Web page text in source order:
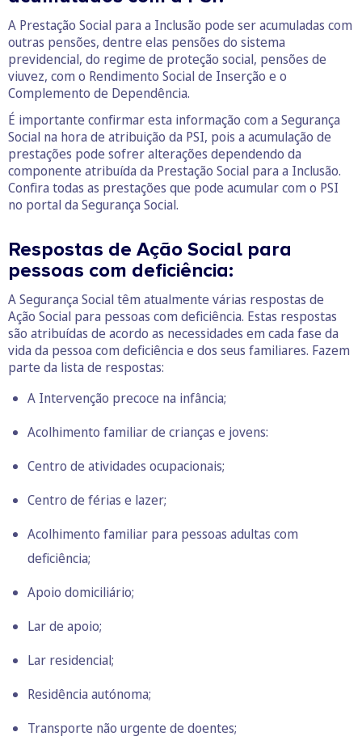
A Prestação Social para a Inclusão pode ser acumuladas com
outras pensões, dentre elas pensões do sistema
previdencial, do regime de proteção social, pensões de
viuvez, com o Rendimento Social de Inserção e o
Complemento de Dependência.
É importante confirmar esta informação com a Segurança
Social na hora de atribuição da PSI, pois a acumulação de
prestações pode sofrer alterações dependendo da
componente atribuída da Prestação Social para a Inclusão.
Confira todas as prestações que pode acumular com o PSI
no portal da Segurança Social.
Respostas de Ação Social para
pessoas com deficiência:
A Segurança Social têm atualmente várias respostas de
Ação Social para pessoas com deficiência. Estas respostas
são atribuídas de acordo as necessidades em cada fase da
vida da pessoa com deficiência e dos seus familiares. Fazem
parte da lista de respostas:
A Intervenção precoce na infância;
Acolhimento familiar de crianças e jovens:
Centro de atividades ocupacionais;
Centro de férias e lazer;
Acolhimento familiar para pessoas adultas com
deficiência;
Apoio domiciliário;
Lar de apoio;
Lar residencial;
Residência autónoma;
Transporte não urgente de doentes;